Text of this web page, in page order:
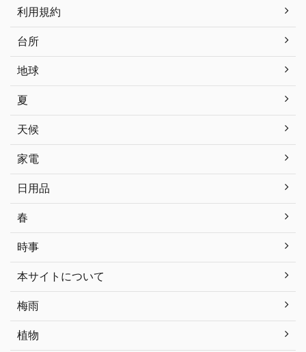
利用規約
台所
地球
夏
天候
家電
日用品
春
時事
本サイトについて
梅雨
植物